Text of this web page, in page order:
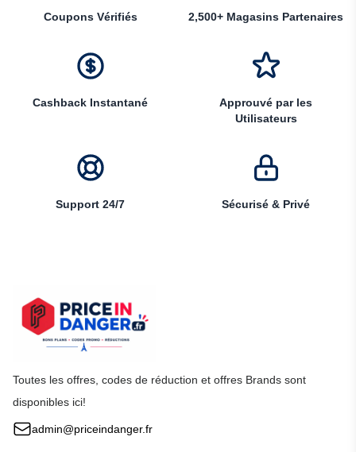
Coupons Vérifiés 2,500+ Magasins Partenaires
Cashback Instantané
Approuvé par les
Utilisateurs
Support 24/7 Sécurisé & Privé
Toutes les offres, codes de réduction et offres Brands sont
disponibles ici!
admin@priceindanger.fr